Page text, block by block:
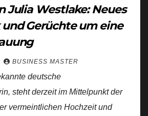
Julia Westlake: Neues
Gerüchte um eine
BUSINESS MASTER
deutsche
steht derzeit im Mittelpunkt der
vermeintlichen Hochzeit und